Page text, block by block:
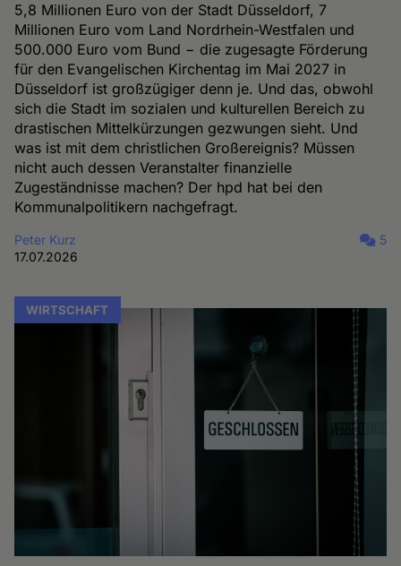
5,8 Millionen Euro von der Stadt Düsseldorf, 7
Millionen Euro vom Land Nordrhein-Westfalen und
500.000 Euro vom Bund − die zugesagte Förderung
für den Evangelischen Kirchentag im Mai 2027 in
Düsseldorf ist großzügiger denn je. Und das, obwohl
sich die Stadt im sozialen und kulturellen Bereich zu
drastischen Mittelkürzungen gezwungen sieht. Und
was ist mit dem christlichen Großereignis? Müssen
nicht auch dessen Veranstalter finanzielle
Zugeständnisse machen? Der hpd hat bei den
Kommunalpolitikern nachgefragt.
Peter Kurz
17.07.2026
5
WIRTSCHAFT